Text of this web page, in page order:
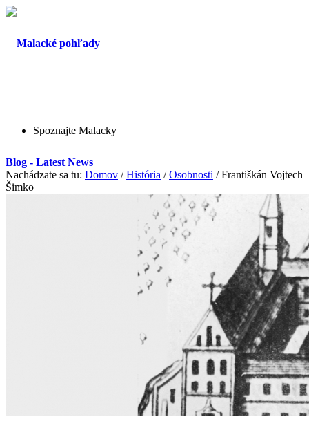
Spoznajte Malacky
Odkiaľ pochádza názov mesta
Blog - Latest News
Nachádzate sa tu: Domov / História / Osobnosti / Františkán Vojtech
Šimko